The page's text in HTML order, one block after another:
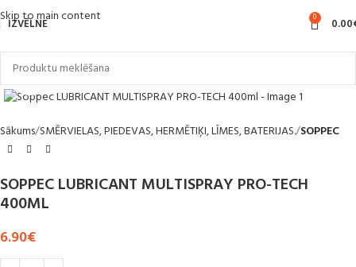
Skip to main content
IZVĒLNE 0 0.00
Sākums SMĒRVIELAS, PIEDEVAS, HERMĒTIĶI, LĪMES, BATERIJAS. SOPPEC
SOPPEC LUBRICANT MULTISPRAY PRO-TECH
400ML
6.90€